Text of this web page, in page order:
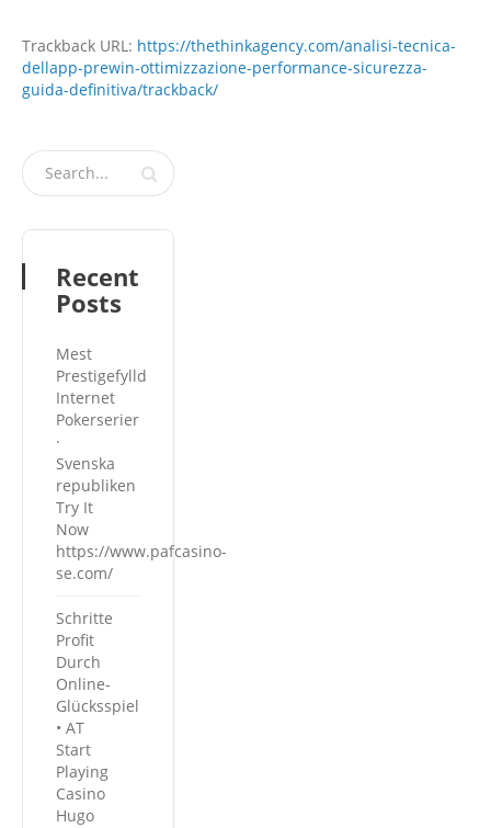
Trackback URL: https://thethinkagency.com/analisi-tecnica-
dellapp-prewin-ottimizzazione-performance-sicurezza-
guida-definitiva/trackback/
Recent
Posts
Mest
Prestigefylld
Internet
Pokerserier
·
Svenska
republiken
Try It
Now
https://www.pafcasino-
se.com/
Schritte
Profit
Durch
Online-
Glücksspiel
• AT
Start
Playing
Casino
Hugo